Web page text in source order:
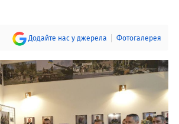
Додайте нас у джерела Фотогалерея